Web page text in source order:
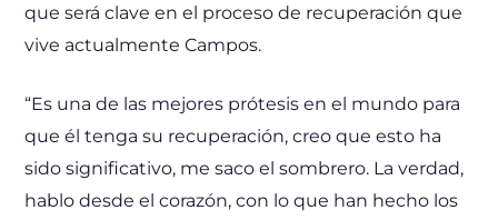
que será clave en el proceso de recuperación que
vive actualmente Campos.
“Es una de las mejores prótesis en el mundo para
que él tenga su recuperación, creo que esto ha
sido significativo, me saco el sombrero. La verdad,
hablo desde el corazón, con lo que han hecho los